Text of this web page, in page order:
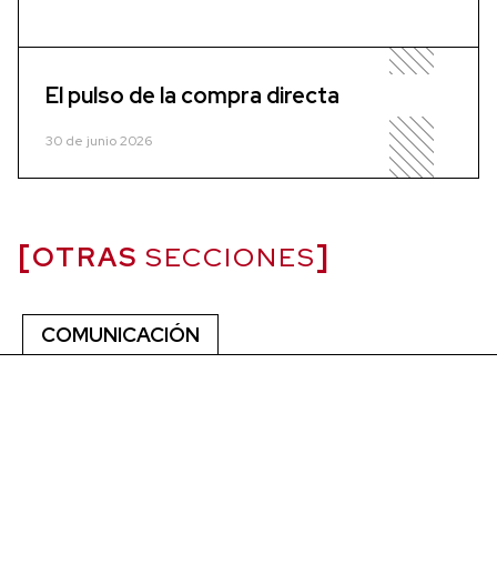
El pulso de la compra directa
30 de junio 2026
OTRAS SECCIONES
COMUNICACIÓN